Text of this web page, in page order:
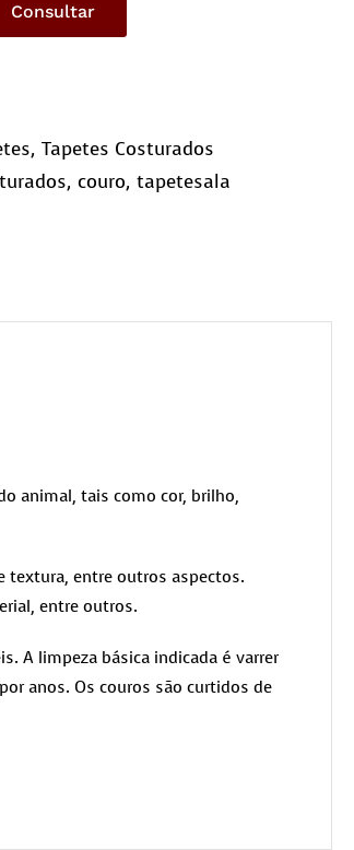
Consultar
,Tapetes Costurados
,couro,tapetesala
animal, tais como cor, brilho,
textura, entre outros aspectos.
entre outros.
A limpeza básica indicada é varrer
anos. Os couros são curtidos de